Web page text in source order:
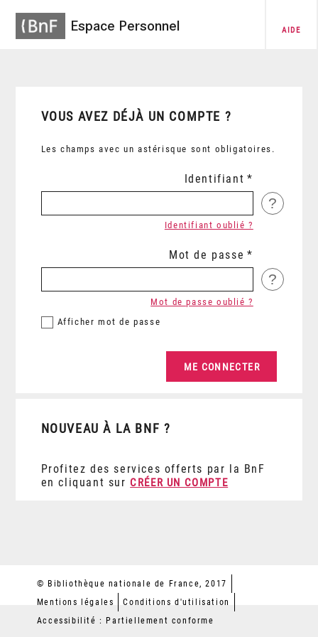
Espace Personnel AIDE
VOUS AVEZ DÉJÀ UN COMPTE ?
Les champs avec un astérisque sont obligatoires.
Identifiant
?
Identifiant oublié ?
Mot de passe
?
Afficher mot de passe
Mot de passe oublié ?
NOUVEAU À LA BNF ?
Profitez des services offerts par la BnF
en cliquant sur CRÉER UN COMPTE
© Bibliothèque nationale de France, 2017
Mentions légales
Conditions d'utilisation
Accessibilité : Partiellement conforme